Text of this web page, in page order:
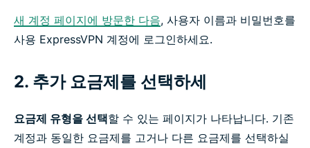
새 계정 페이지에 방문한 다음, 사용자 이름과 비밀번호를
사용 ExpressVPN 계정에 로그인하세요.
2. 추가 요금제를 선택하세
요금제 유형을 선택할 수 있는 페이지가 나타납니다. 기존
계정과 동일한 요금제를 고거나 다른 요금제를 선택하실